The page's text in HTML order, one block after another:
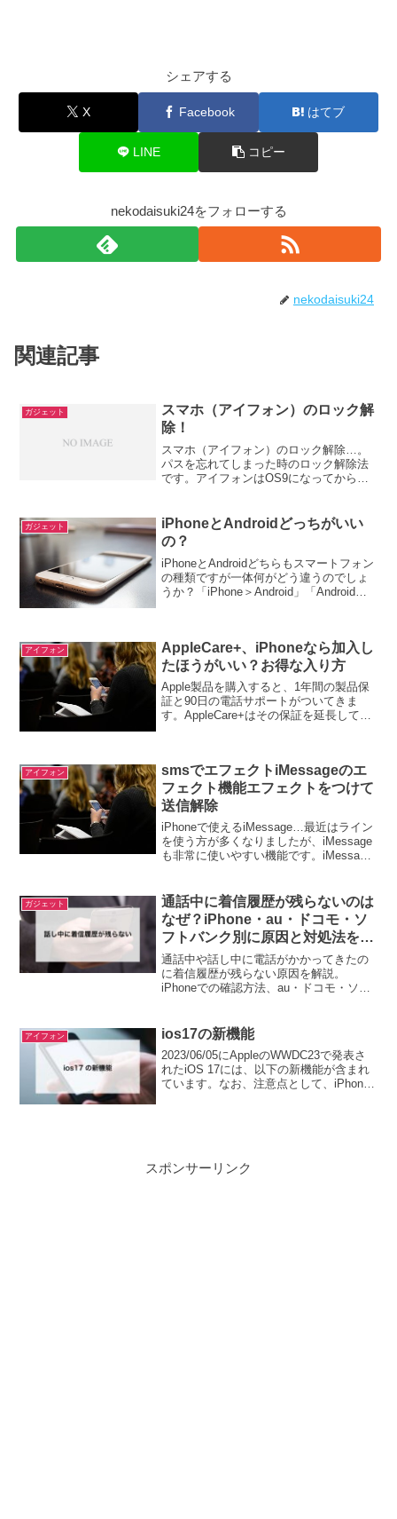
シェアする
X Facebook はてブ
LINE コピー
nekodaisuki24をフォローする
nekodaisuki24
関連記事
ガジェット
スマホ（アイフォン）のロック解
除！
スマホ（アイフォン）のロック解除…。
パスを忘れてしまった時のロック解除法
です。アイフォンはOS9になってから、
人のスマホのロック解除こういう時に一
番、行なわれているのは「...
ガジェット
iPhoneとAndroidどっちがいい
の？
iPhoneとAndroidどちらもスマートフォン
の種類ですが一体何がどう違うのでしょ
うか？「iPhone＞Android」「Androidか
アイフォン
AppleCare+、iPhoneなら加入し
たほうがいい？お得な入り方
Apple製品を購入すると、1年間の製品保
証と90日の電話サポートがついてきま
す。AppleCare+はその保証を延長してく
アイフォン
smsでエフェクトiMessageのエ
フェクト機能エフェクトをつけて
送信解除
iPhoneで使えるiMessage…最近はライン
を使う方が多くなりましたが、iMessage
も非常に使いやすい機能です。iMessage
ます。このエフェクト機能、An...
ガジェット
通話中に着信履歴が残らないのは
なぜ？iPhone・au・ドコモ・ソ
フトバンク別に原因と対処法を解
説
通話中や話し中に電話がかかってきたの
に着信履歴が残らない原因を解説。
iPhoneでの確認方法、au・ドコモ・ソフ
とめました。
アイフォン ios17の新機能
2023/06/05にAppleのWWDC23で発表さ
れたiOS 17には、以下の新機能が含まれ
ています。なお、注意点として、iPhone
スポンサーリンク